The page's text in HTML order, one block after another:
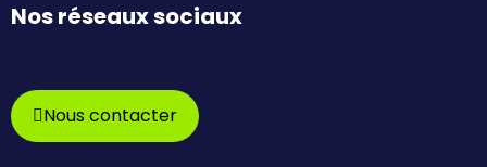
Nos réseaux sociaux
–
Groupe
sur
X
sur
Facebook
sur
Instagram
sur
Youtube
Nous contacter